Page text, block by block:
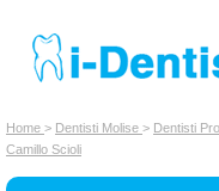
Home > Dentisti Molise > Dentisti
Camillo Scioli